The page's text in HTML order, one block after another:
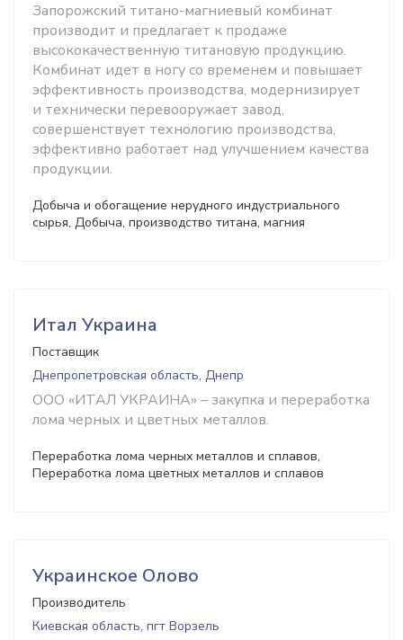
Запорожский титано-магниевый комбинат
производит и предлагает к продаже
высококачественную титановую продукцию.
Комбинат идет в ногу со временем и повышает
эффективность производства, модернизирует
и технически перевооружает завод,
совершенствует технологию производства,
эффективно работает над улучшением качества
продукции.
Добыча и обогащение нерудного индустриального
сырья, Добыча, производство титана, магния
Итал Украина
Поставщик
Днепропетровская область, Днепр
ООО «ИТАЛ УКРАИНА» – закупка и переработка
лома черных и цветных металлов.
Переработка лома черных металлов и сплавов,
Переработка лома цветных металлов и сплавов
Украинское Олово
Производитель
Киевская область, пгт Ворзель